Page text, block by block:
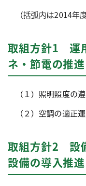
（括弧内は2014年
取組方針1 運
ネ・節電の推
（１）照明照度の
（２）空調の適正
取組方針2 設
設備の導入推